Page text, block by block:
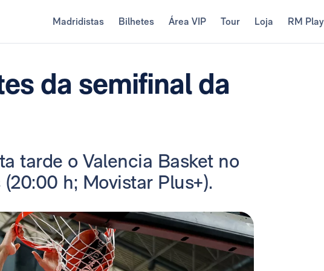
Madridistas Bilhetes Área VIP Tour Loja RM Play
da semifinal da
tarde o Valencia Basket no
h; Movistar Plus+).